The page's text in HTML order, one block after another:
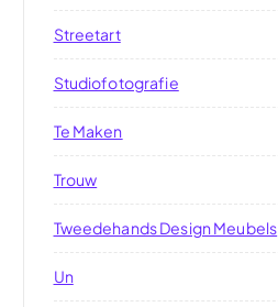
Streetart
Studiofotografie
Te Maken
Trouw
Tweedehands Design Meubels
Un